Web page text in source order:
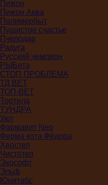
Пижон
Пижон Аква
Полимербыт
Пушистое счастье
Пчелодар
Радуга
Русский чемпион
РЫБята
СТОП ПРОБЛЕМА
ТД ВЕТ
ТОП-ВЕТ
Тортила
ТУНДРА
Уют
Фармавит Neo
Ферма кота Фёдора
Хвостел
Чистотел
Экософт
Эльф
Юнитабс